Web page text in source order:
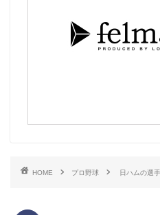
HOME プロ野球 日ハムの選